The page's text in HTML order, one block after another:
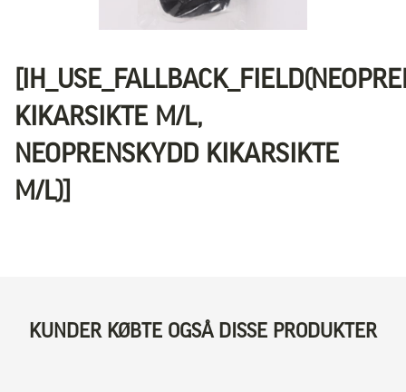
KIKARSIKTE M/L,
NEOPRENSKYDD KIKARSIKTE
M/L)]
KUNDER KØBTE OGSÅ DISSE PRODUKTER